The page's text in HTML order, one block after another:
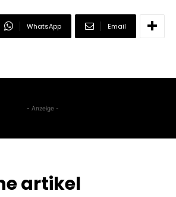
WhatsApp Email
- Anzeige -
artikel